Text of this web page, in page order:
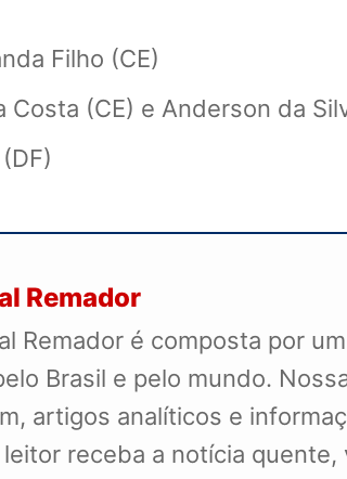
Filho (CE)
(CE) e Anderson da
Remador
Remador é composta por
Brasil e pelo mundo.
artigos analíticos e
receba a notícia